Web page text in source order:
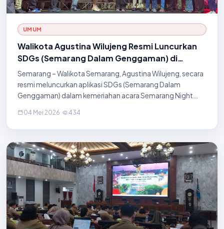
UMUM
Walikota Agustina Wilujeng Resmi Luncurkan
SDGs (Semarang Dalam Genggaman) di
Semarang Night Festival
Semarang – Walikota Semarang, Agustina Wilujeng, secara
resmi meluncurkan aplikasi SDGs (Semarang Dalam
Genggaman) dalam kemeriahan acara Semarang Night
Momentum peluncuran ini turut disaksikan oleh Wakil
Walikota Semarang, perwakilan dari Mark Any, serta jajaran
SDGs ini bertujuan untuk menghadirkan seluruh layanan
publik dan informasi kota ke dalam satu platform digital
yang praktis dan mu
04 Mei 2026 · 434